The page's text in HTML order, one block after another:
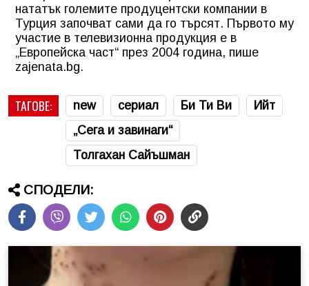
нататък големите продуцентски компании в
Турция започват сами да го търсят. Първото му
участие в телевизионна продукция е в
„Европейска част“ през 2004 година, пише
zajenata.bg.
ТАГОВЕ: new сериал Би Ти Ви
Ийт
„Сега и завинаги“
Толгахан Сайъшман
СПОДЕЛИ: